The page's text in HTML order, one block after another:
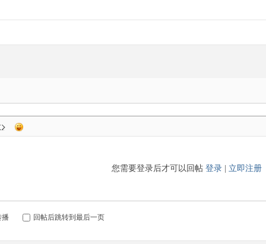
您需要登录后才可以回帖 登录 立即注册
播 回帖后跳转到最后一页